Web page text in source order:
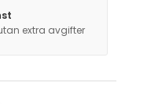
extra avgifter